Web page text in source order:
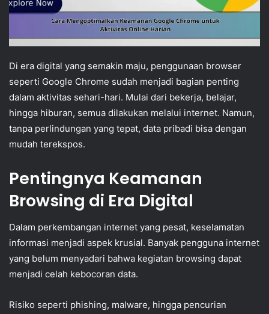
Di era digital yang semakin maju, penggunaan browser
seperti Google Chrome sudah menjadi bagian penting
dalam aktivitas sehari-hari. Mulai dari bekerja, belajar,
hingga hiburan, semua dilakukan melalui internet. Namun,
tanpa perlindungan yang tepat, data pribadi bisa dengan
mudah terekspos.
Pentingnya Keamanan
Browsing di Era Digital
Dalam perkembangan internet yang pesat, keselamatan
informasi menjadi aspek krusial. Banyak pengguna internet
yang belum menyadari bahwa kegiatan browsing dapat
menjadi celah kebocoran data.
Risiko seperti phishing, malware, hingga pencurian